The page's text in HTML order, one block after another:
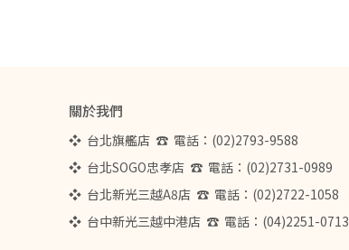
關於我們
❖  台北旗艦店  ☎  電話：(02)2793-9588
❖  台北SOGO忠孝店  ☎  電話：(02)2731-0989
❖  台北新光三越A8店  ☎  電話：(02)2722-1058
❖  台中新光三越中港店  ☎  電話：(04)2251-0713